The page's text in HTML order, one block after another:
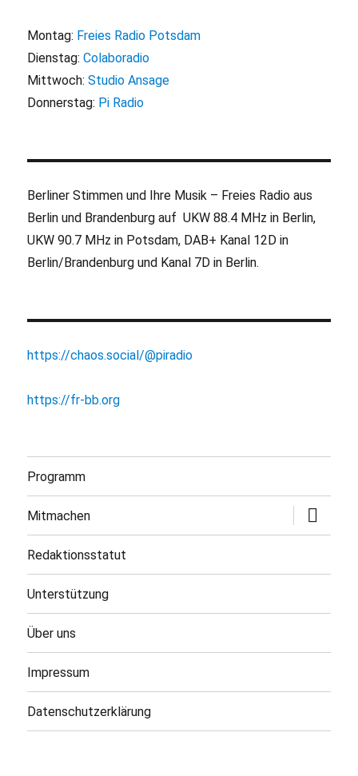
Montag: Freies Radio Potsdam
Dienstag:Colaboradio
Mittwoch:Studio Ansage
Donnerstag: Pi Radio
Berliner Stimmen und Ihre Musik – Freies Radio aus
Berlin und Brandenburg auf UKW 88.4 MHz in Berlin,
UKW 90.7 MHz in Potsdam, DAB+ Kanal 12D in
Berlin/Brandenburg und Kanal 7D in Berlin.
https://chaos.social/@piradio
https://fr-bb.org
Programm
Mitmachen
öffnen
Redaktionsstatut
Unterstützung
Über uns
Impressum
Datenschutzerklärung